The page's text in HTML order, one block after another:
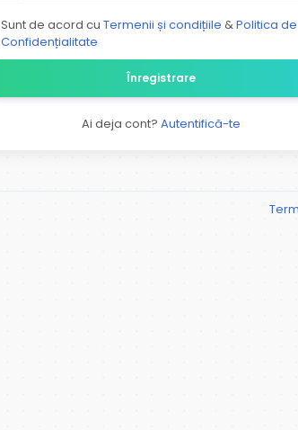
Sunt de acord cu Termenii și condițiile &Politica de
Confidențialitate
Înregistrare
Ai deja cont? Autentifică-te